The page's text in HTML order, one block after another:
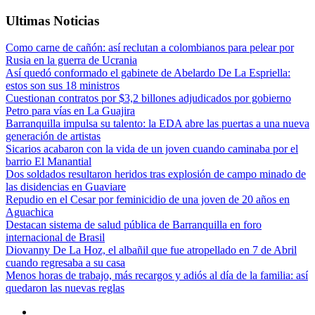
Ultimas Noticias
Como carne de cañón: así reclutan a colombianos para pelear por
Rusia en la guerra de Ucrania
Así quedó conformado el gabinete de Abelardo De La Espriella:
estos son sus 18 ministros
Cuestionan contratos por $3,2 billones adjudicados por gobierno
Petro para vías en La Guajira
Barranquilla impulsa su talento: la EDA abre las puertas a una nueva
generación de artistas
Sicarios acabaron con la vida de un joven cuando caminaba por el
barrio El Manantial
Dos soldados resultaron heridos tras explosión de campo minado de
las disidencias en Guaviare
Repudio en el Cesar por feminicidio de una joven de 20 años en
Aguachica
Destacan sistema de salud pública de Barranquilla en foro
internacional de Brasil
Diovanny De La Hoz, el albañil que fue atropellado en 7 de Abril
cuando regresaba a su casa
Menos horas de trabajo, más recargos y adiós al día de la familia: así
quedaron las nuevas reglas